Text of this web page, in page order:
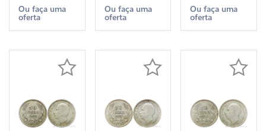
Make offer
Ou faça uma
oferta
Make offer
Ou faça uma
oferta
Make offer
Ou faça uma
oferta